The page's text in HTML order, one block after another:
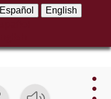
Español English